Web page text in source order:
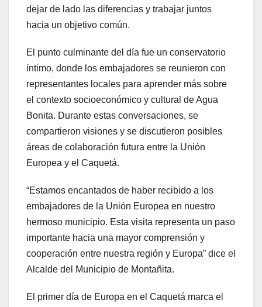
dejar de lado las diferencias y trabajar juntos
hacia un objetivo común.
El punto culminante del día fue un conservatorio
íntimo, donde los embajadores se reunieron con
representantes locales para aprender más sobre
el contexto socioeconómico y cultural de Agua
Bonita. Durante estas conversaciones, se
compartieron visiones y se discutieron posibles
áreas de colaboración futura entre la Unión
Europea y el Caquetá.
“Estamos encantados de haber recibido a los
embajadores de la Unión Europea en nuestro
hermoso municipio. Esta visita representa un paso
importante hacia una mayor comprensión y
cooperación entre nuestra región y Europa” dice el
Alcalde del Municipio de Montañita.
El primer día de Europa en el Caquetá marca el